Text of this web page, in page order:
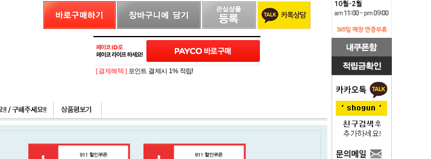
[ 결제혜택 ] 포인트 결제시 1% 적립!